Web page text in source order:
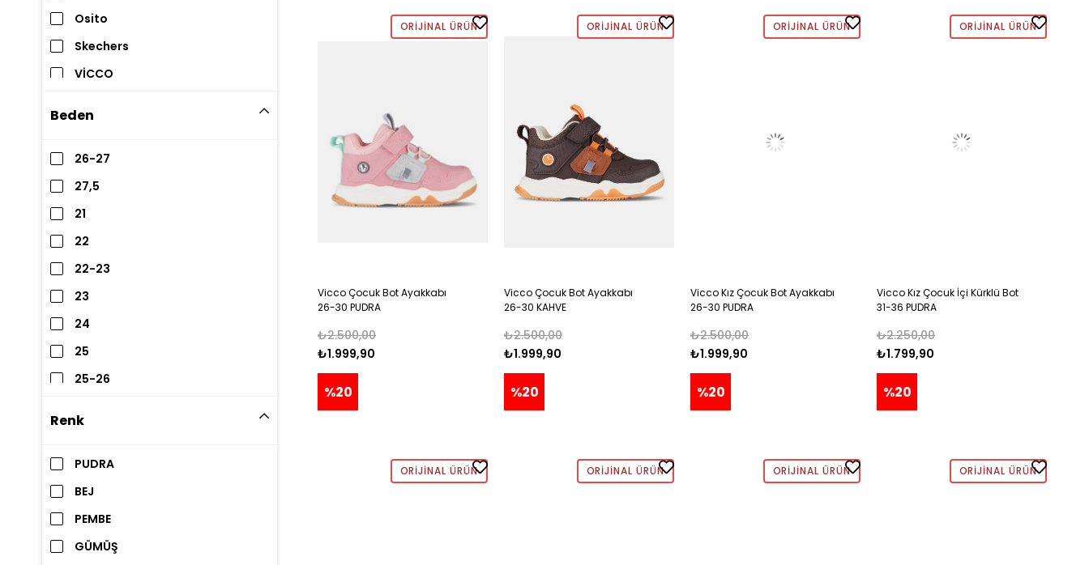
Osito
Skechers
VİCCO
Beden
26-27
27,5
21
22
22-23
23
24
25
25-26
28
28-29
28,5
29
Renk
PUDRA
BEJ
PEMBE
GÜMÜŞ
ORIJINAL ÜRÜN
Vicco Çocuk Bot Ayakkabı
26-30 PUDRA
₺1.999,90
₺2.500,00
%20
ORIJINAL ÜRÜN
Vicco Çocuk Bot Ayakkabı
26-30 KAHVE
₺1.999,90
₺2.500,00
%20
ORIJINAL ÜRÜN
Vicco Kız Çocuk Bot Ayakkabı
26-30 PUDRA
₺1.999,90
₺2.500,00
%20
ORIJINAL ÜRÜN
Vicco Kız Çocuk İçi Kürklü Bot
31-36 PUDRA
₺1.799,90
₺2.250,00
%20
ORIJINAL ÜRÜN ORIJINAL ÜRÜN ORIJINAL ÜRÜN ORIJINAL ÜRÜN